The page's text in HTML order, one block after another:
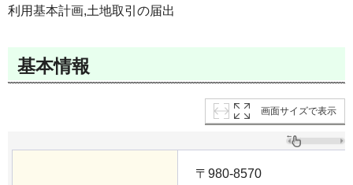
利用基本計画,土地取引の届出
基本情報
画面サイズで表示
〒980-8570